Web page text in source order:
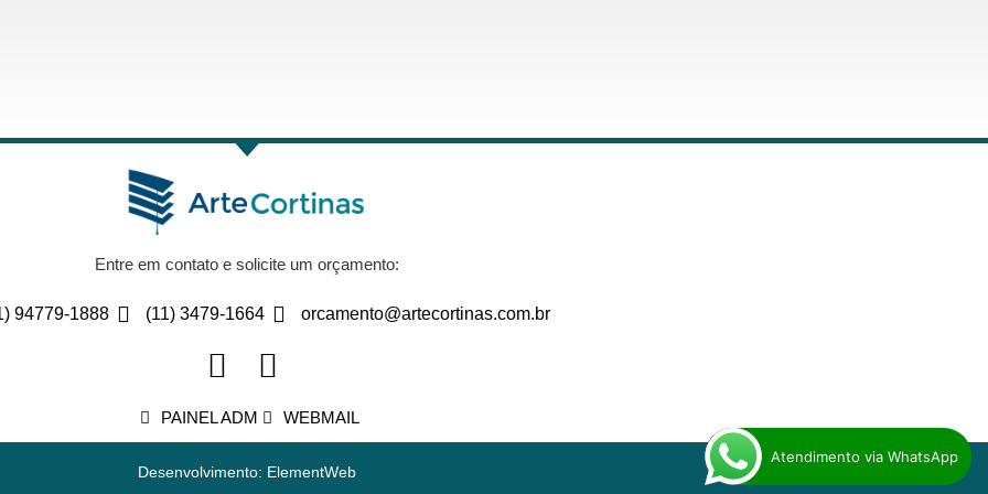
Entre em contato e solicite um orçamento:
94779-1888 (11) 3479-1664 orcamento@artecortinas.com.br
PAINEL ADM WEBMAIL
Desenvolvimento: ElementWeb
Atendimento via WhatsApp